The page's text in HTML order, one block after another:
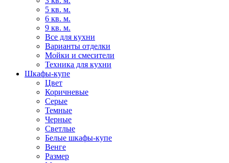
5 кв. м.
6 кв. м.
9 кв. м.
Все для кухни
Варианты отделки
Мойки и смесители
Техника для кухни
Шкафы-купе
Цвет
Коричневые
Серые
Темные
Черные
Светлые
Белые шкафы-купе
Венге
Размер